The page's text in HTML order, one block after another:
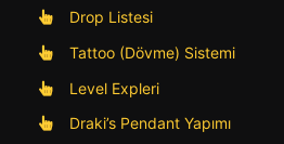
Drop Listesi
Tattoo (Dövme) Sistemi
Level Expleri
Draki’s Pendant Yapımı